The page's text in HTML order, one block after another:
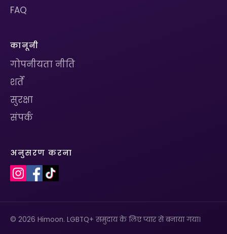
FAQ
कानूनी
गोपनीयता नीति
शर्तें
सुरक्षा
संपर्क
अनुसरण करना
© 2026 Himoon. LGBTQ+ समुदाय के लिए प्यार से बनाया गया।